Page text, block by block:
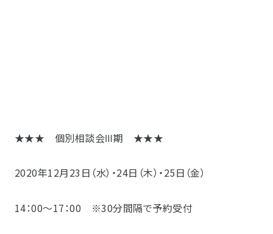
★★★ 個別相談会Ⅲ期 ★★★
2020年12月23日（水）・24日（木）・25日（金）
14：00～17：00 ※30分間隔で予約受付